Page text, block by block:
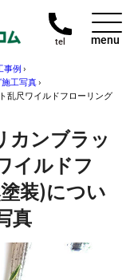
tel menu
事例›
工写真›
乱尺ワイルドフローリング
カンブラッ
イルドフ
装)につい
真